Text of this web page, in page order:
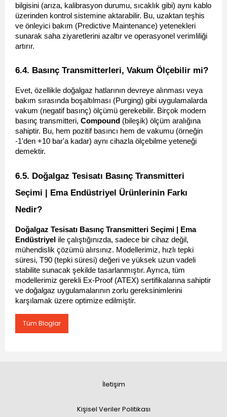
bilgisini (arıza, kalibrasyon durumu, sıcaklık gibi) aynı kablo
üzerinden kontrol sistemine aktarabilir. Bu, uzaktan teşhis
ve önleyici bakım (Predictive Maintenance) yetenekleri
sunarak saha ziyaretlerini azaltır ve operasyonel verimliliği
artırır.
6.4. Basınç Transmitterleri, Vakum Ölçebilir mi?
Evet, özellikle doğalgaz hatlarının devreye alınması veya
bakım sırasında boşaltılması (Purging) gibi uygulamalarda
vakum (negatif basınç) ölçümü gerekebilir. Birçok modern
basınç transmitteri, Compound (bileşik) ölçüm aralığına
sahiptir. Bu, hem pozitif basıncı hem de vakumu (örneğin
-1'den +10 bar'a kadar) aynı cihazla ölçebilme yeteneği
demektir.
6.5. Doğalgaz Tesisatı Basınç Transmitteri
Seçimi | Ema Endüstriyel Ürünlerinin Farkı
Nedir?
Doğalgaz Tesisatı Basınç Transmitteri Seçimi | Ema
Endüstriyel ile çalıştığınızda, sadece bir cihaz değil,
mühendislik çözümü alırsınız. Modellerimiz, hızlı tepki
süresi, T90 (tepki süresi) değeri ve yüksek uzun vadeli
stabilite sunacak şekilde tasarlanmıştır. Ayrıca, tüm
modellerimiz gerekli Ex-Proof (ATEX) sertifikalarına sahiptir
ve doğalgaz uygulamalarının zorlu gereksinimlerini
karşılamak üzere optimize edilmiştir.
Tüm Bloglar
İletişim
Kişisel Veriler Politikası